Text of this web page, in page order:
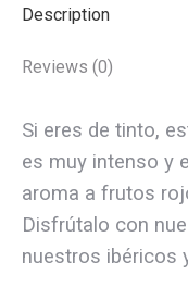
Description
Reviews (0)
Si eres de tinto,
es muy intenso y
aroma a frutos
Disfrútalo con
nuestros ibéricos